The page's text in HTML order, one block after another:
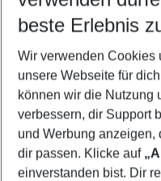
2 Erwachsene Keine
Mehr
beste Erlebnis
Wir verwenden Cookies
unsere Webseite für
können wir die Nutzung
verbessern, dir Support
und Werbung anzeigen,
dir passen. Klicke auf
einverstanden bist. Dir